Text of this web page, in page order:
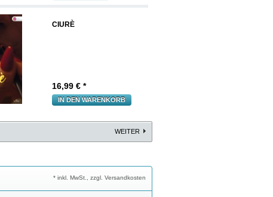
CIURÈ
16,99 € *
IN DEN WARENKORB
WEITER
* inkl. MwSt., zzgl. Versandkosten